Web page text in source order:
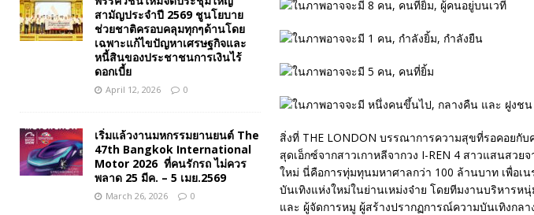
สิ่งที่ THE LONDON บรรณาการความสุขที่รอคอยกับ
สุดเอ็กซ์จากสาวเกาหลีจากวง I-REN 4 สาวแสนสว
ใหม่ นี่คือการทุ่มทุนมหาศาลกว่า 100 ล้านบาท เพื่อเ
บันเทิงแห่งใหม่ในย่านเหม่งจ๋าย โดยทีมงานบริหารห
และ ผู้จัดการหมู ผู้สร้างปรากฏการณ์ความบันเทิงกลา
สามัญประจำปี 2569 ชูนโยบาย
ช่วยชาติครอบคลุมทุกๆด้านโดย
เฉพาะแก้ไขปัญหาเศรษฐกิจและ
หนี้สินของประชาชนการเงินไร้
ดอกเบี้ย
April 12, 2026 0
เริ่มแล้วงานมหกรรมยานยนต์ The
47th Bangkok International
Motor 2026 ที่คนรักรถ ไม่ควร
พลาด 25 มีค. – 5 เมย.2569
March 26, 2026 0